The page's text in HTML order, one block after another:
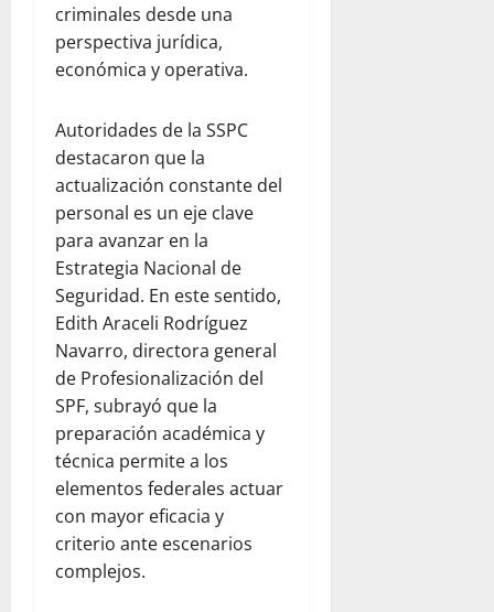
criminales desde una
perspectiva jurídica,
económica y operativa.
Autoridades de la SSPC
destacaron que la
actualización constante del
personal es un eje clave
para avanzar en la
Estrategia Nacional de
Seguridad. En este sentido,
Edith Araceli Rodríguez
Navarro, directora general
de Profesionalización del
SPF, subrayó que la
preparación académica y
técnica permite a los
elementos federales actuar
con mayor eficacia y
criterio ante escenarios
complejos.